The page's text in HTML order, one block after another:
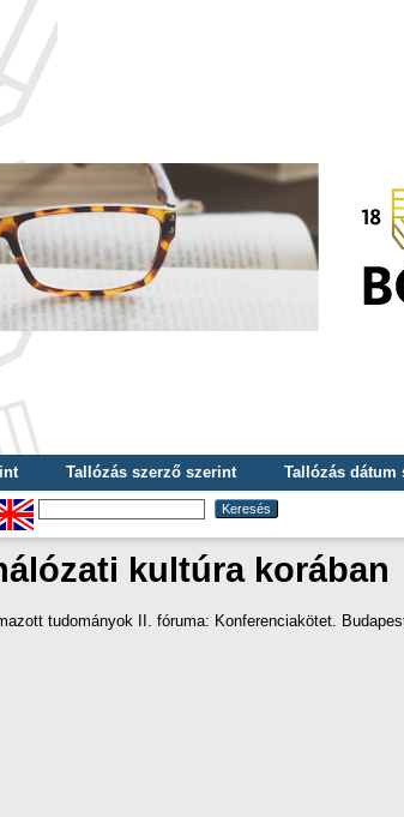
Tallózás szerző szerint Tallózás dátum
kultúra korában
tudományok II. fóruma: Konferenciakötet.